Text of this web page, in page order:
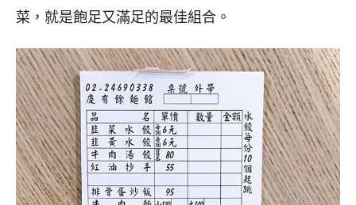
菜，就是飽足又滿足的最佳組合。